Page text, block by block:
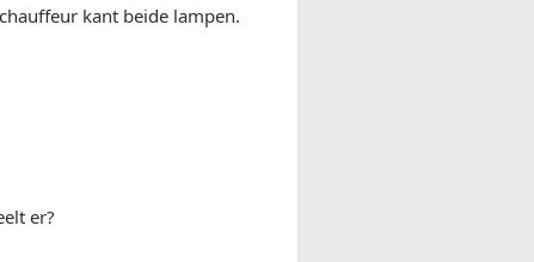
kant beide lampen.
er?